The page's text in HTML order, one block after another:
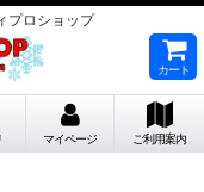
プロショップ
カート
マイページ ご利用案内